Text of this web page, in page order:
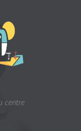
centre